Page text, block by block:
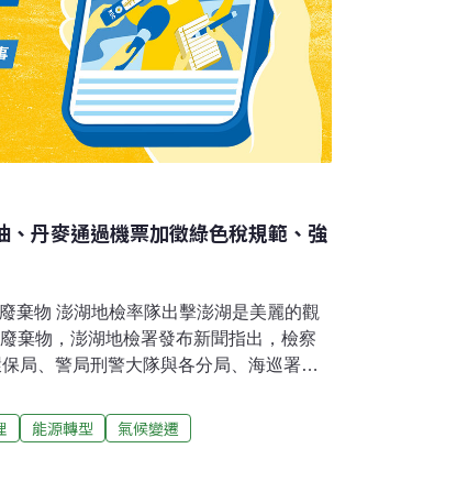
、丹麥通過機票加徵綠色稅規範、強
棄物 澎湖地檢率隊出擊澎湖是美麗的觀
棄物，澎湖地檢署發布新聞指出，檢察
局、警局刑警大隊與各分局、海巡署第
廢棄物棄置地點，計查獲9件不法情事。
事不法，後續由刑大和馬公及白沙分局
，交由環保局依法裁罰。（中央社報
能源轉型
氣候變遷